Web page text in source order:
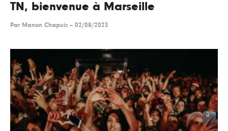
TN, bienvenue à Marseille
Par Manon Chapuis -- 02/08/2023